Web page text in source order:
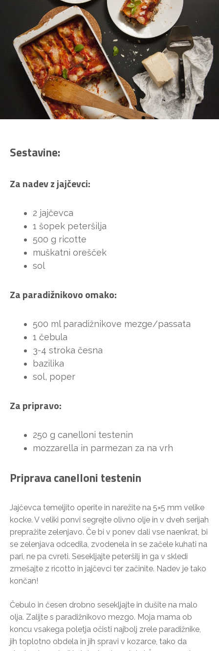
Sestavine:
Za nadev z jajčevci:
2 jajčevca
1 šopek peteršilja
500 g ricotte
muškatni orešček
sol
Za paradižnikovo omako:
500 ml paradižnikove mezge/passata
1 čebula
3-4 stroka česna
bazilika
sol, poper
Za pripravo:
250 g canelloni testenin
mozzarella in parmezan za na vrh
Priprava canelloni testenin
Jajčevca temeljito operite in narežite na 5×5 mm velike
kocke. V veliki ponvi segrejte olivno olje in v dveh serijah
prepražite zelenjavo. Če bi v ponev dali vse naenkrat, bi
se zelenjava odcedila, zvodenela in se začele kuhati na
pari, ne pa cvreti. Sesekljajte peteršilj in ga v skledi
zmešajte z ricotto in jajčevci ter začinite. Nadev je tako
končan!
Čebulo in česen drobno sesekljajte in dušite na malo
olja. Zalijte s paradižnikovo mezgo. Moja mama ob
koncu vsakega poletja očisti najbolj zrele paradižnike,
jih toplotno obdela in jih spravi v kozarce, tako da